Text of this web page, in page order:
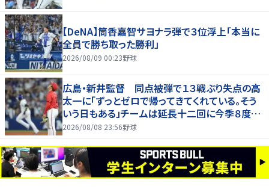
【DeNA】筒香嘉智サヨナラ弾で３位浮上「本当に
全員で勝ち取った勝利」
2026/08/09 00:23野球
広島・新井監督 同点被弾で１３戦ぶり失点の高
太一に「ずっとゼロで帰ってきてくれている。そう
いう日もある」チームは延長十二回に今季８度目
サヨナラ負け
2026/08/08 23:56野球